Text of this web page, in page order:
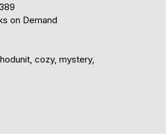
on Demand
cozy, mystery,